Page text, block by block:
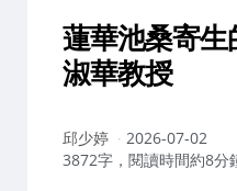
蓮華池桑寄生
淑華教授
作
者：
邱少婷
2026-07-02
3872字，閱讀時間約8分